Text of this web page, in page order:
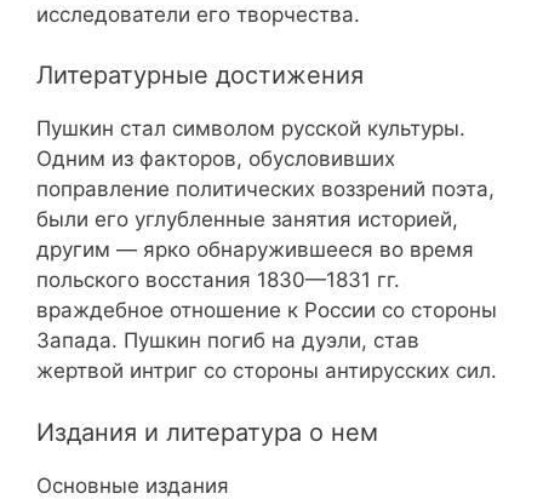
исследователи его творчества.
Литературные достижения
Пушкин стал символом русской культуры.
Одним из факторов, обусловивших
поправление политических воззрений поэта,
были его углубленные занятия историей,
другим — ярко обнаружившееся во время
польского восстания 1830—1831 гг.
враждебное отношение к России со стороны
Запада. Пушкин погиб на дуэли, став
жертвой интриг со стороны антирусских сил.
Издания и литература о нем
Основные издания